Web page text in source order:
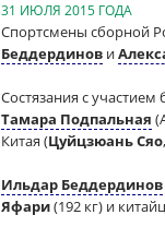
31 ИЮЛЯ 2015 ГОДА
Спортсмены сборной
Беддердинов и
Состязания с участием
Тамара Подпальная
Китая (Цуйцзюань Сяо
Ильдар Беддердинов
Яфари(192 кг) и